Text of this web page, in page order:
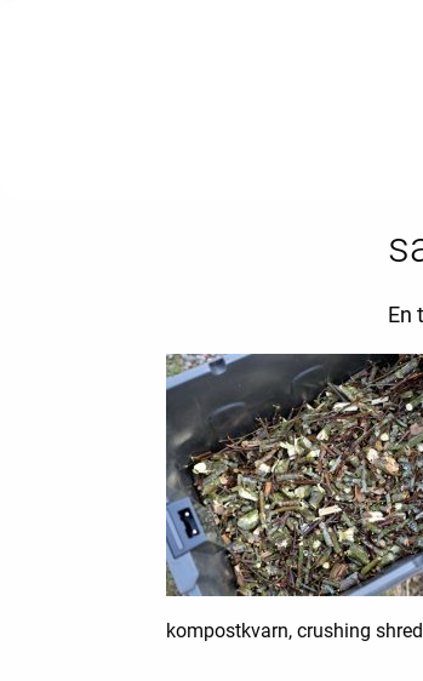
En
kompostkvarn, crushing